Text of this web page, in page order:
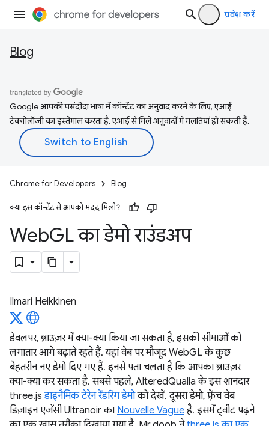
प्रवेश करें
Blog
Google आपकी पसंदीदा भाषा में कॉन्टेंट का अनुवाद करने के लिए, एआई
टेक्नोलॉजी का इस्तेमाल करता है. एआई से मिले अनुवादों में गलतियां हो सकती हैं.
Chrome for Developers Blog
क्या इस कॉन्टेंट से आपको मदद मिली?
WebGL का डेमो राउंडअप
Ilmari Heikkinen
डेवलपर, ब्राउज़र में क्या-क्या किया जा सकता है, इसकी सीमाओं को
लगातार आगे बढ़ाते रहते हैं. यहां वेब पर मौजूद WebGL के कुछ
बेहतरीन नए डेमो दिए गए हैं. इनसे पता चलता है कि आपका ब्राउज़र
क्या-क्या कर सकता है. सबसे पहले, AlteredQualia के इस शानदार
three.jsडाइनैमिक टेरेन रेंडरिंग डेमोको देखें. दूसरा डेमो, फ़्रेंच वेब
डिज़ाइन एजेंसी Ultranoir का Nouvelle Vagueहै. इसमें ट्वीट पढ़ने